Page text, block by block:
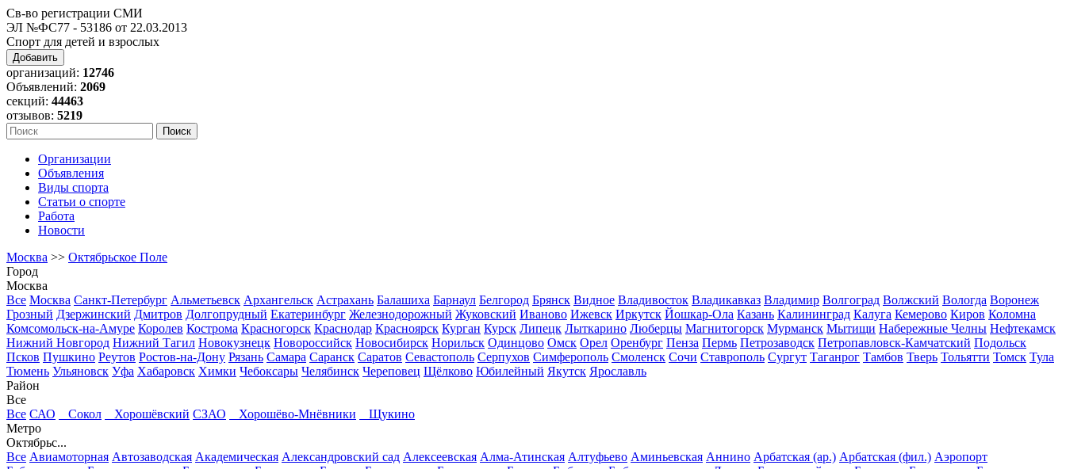
Св-во регистрации СМИ
ЭЛ №ФС77 - 53186 от 22.03.2013
Спорт для детей и взрослых
Добавить
организаций: 12746
Объявлений: 2069
секций: 44463
отзывов: 5219
Организации
Объявления
Виды спорта
Статьи о спорте
Работа
Новости
Москва >> Октябрьское Поле
Город
Москва
Все Москва Санкт-Петербург Альметьевск Архангельск Астрахань Балашиха Барнаул Белгород Брянск Видное Владивосток Владикавказ Владимир Волгоград Волжский Вологда Воронеж
Грозный Дзержинский Дмитров Долгопрудный Екатеринбург Железнодорожный Жуковский Иваново Ижевск Иркутск Йошкар-Ола Казань Калининград Калуга Кемерово Киров Коломна
Комсомольск-на-Амуре Королев Кострома Красногорск Краснодар Красноярск Курган Курск Липецк Лыткарино Люберцы Магнитогорск Мурманск Мытищи Набережные Челны Нефтекамск
Нижний Новгород Нижний Тагил Новокузнецк Новороссийск Новосибирск Норильск Одинцово Омск Орел Оренбург Пенза Пермь Петрозаводск Петропавловск-Камчатский Подольск
Псков Пушкино Реутов Ростов-на-Дону Рязань Самара Саранск Саратов Севастополь Серпухов Симферополь Смоленск Сочи Ставрополь Сургут Таганрог Тамбов Тверь Тольятти Томск Тула
Тюмень Ульяновск Уфа Хабаровск Химки Чебоксары Челябинск Череповец Щёлково Юбилейный Якутск Ярославль
Район
Все
Все САО Сокол Хорошёвский СЗАО Хорошёво-Мнёвники
Щукино
Метро
Октябрьс...
Все Авиамоторная Автозаводская Академическая Александровский сад Алексеевская Алма-Атинская Алтуфьево Аминьевская Аннино Арбатская (ар.) Арбатская (фил.) Аэропорт